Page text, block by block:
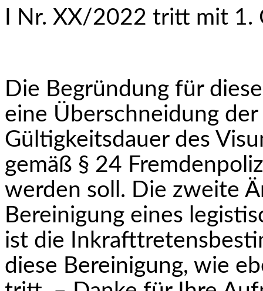
I Nr. XX/2022 tritt mit 1.
Die Begründung für
eine Überschneidung
Gültigkeitsdauer des
gemäß § 24
werden soll. Die zweite
Bereinigung eines
ist die
diese Berei­nigung, wie